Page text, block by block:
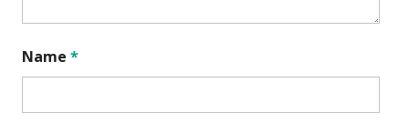
Name *